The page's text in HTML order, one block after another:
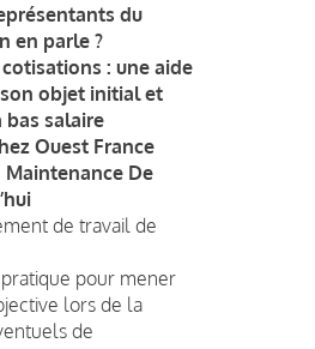
du
en parle ?
: une aide
objet initial et
bas salaire
Ouest France
Maintenance De
de travail de
pour mener
lors de la
de